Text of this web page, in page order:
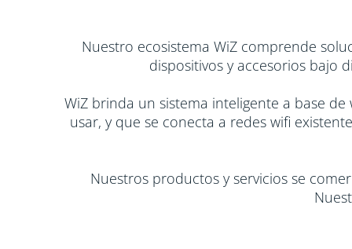
Nuestro ecosistema WiZ comprende
dispositivos y accesorios bajo
WiZ brinda un sistema inteligente a base
usar, y que se conecta a redes wifi
Nuestros productos y servicios se